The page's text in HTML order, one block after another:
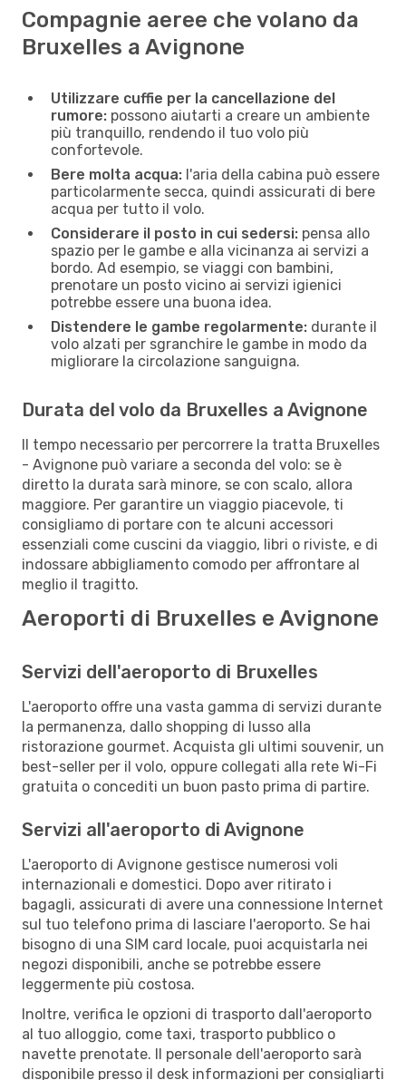
Compagnie aeree che volano da
Bruxelles a Avignone
Utilizzare cuffie per la cancellazione del
rumore: possono aiutarti a creare un ambiente
più tranquillo, rendendo il tuo volo più
confortevole.
Bere molta acqua: l'aria della cabina può essere
particolarmente secca, quindi assicurati di bere
acqua per tutto il volo.
Considerare il posto in cui sedersi: pensa allo
spazio per le gambe e alla vicinanza ai servizi a
bordo. Ad esempio, se viaggi con bambini,
prenotare un posto vicino ai servizi igienici
potrebbe essere una buona idea.
Distendere le gambe regolarmente: durante il
volo alzati per sgranchire le gambe in modo da
migliorare la circolazione sanguigna.
Durata del volo da Bruxelles a Avignone
Il tempo necessario per percorrere la tratta Bruxelles
- Avignone può variare a seconda del volo: se è
diretto la durata sarà minore, se con scalo, allora
maggiore. Per garantire un viaggio piacevole, ti
consigliamo di portare con te alcuni accessori
essenziali come cuscini da viaggio, libri o riviste, e di
indossare abbigliamento comodo per affrontare al
meglio il tragitto.
Aeroporti di Bruxelles e Avignone
Servizi dell'aeroporto di Bruxelles
L'aeroporto offre una vasta gamma di servizi durante
la permanenza, dallo shopping di lusso alla
ristorazione gourmet. Acquista gli ultimi souvenir, un
best-seller per il volo, oppure collegati alla rete Wi-Fi
gratuita o concediti un buon pasto prima di partire.
Servizi all'aeroporto di Avignone
L'aeroporto di Avignone gestisce numerosi voli
internazionali e domestici. Dopo aver ritirato i
bagagli, assicurati di avere una connessione Internet
sul tuo telefono prima di lasciare l'aeroporto. Se hai
bisogno di una SIM card locale, puoi acquistarla nei
negozi disponibili, anche se potrebbe essere
leggermente più costosa.
Inoltre, verifica le opzioni di trasporto dall'aeroporto
al tuo alloggio, come taxi, trasporto pubblico o
navette prenotate. Il personale dell'aeroporto sarà
disponibile presso il desk informazioni per consigliarti